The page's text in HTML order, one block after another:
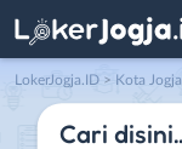
LokerJogja.ID > Kota Jogja